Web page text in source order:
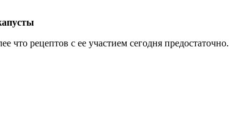
что рецептов с ее участием сегодня предостаточно.